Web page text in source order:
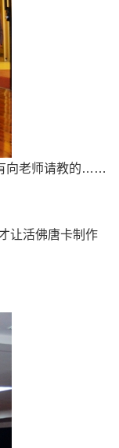
向老师请教的……
让活佛唐卡制作